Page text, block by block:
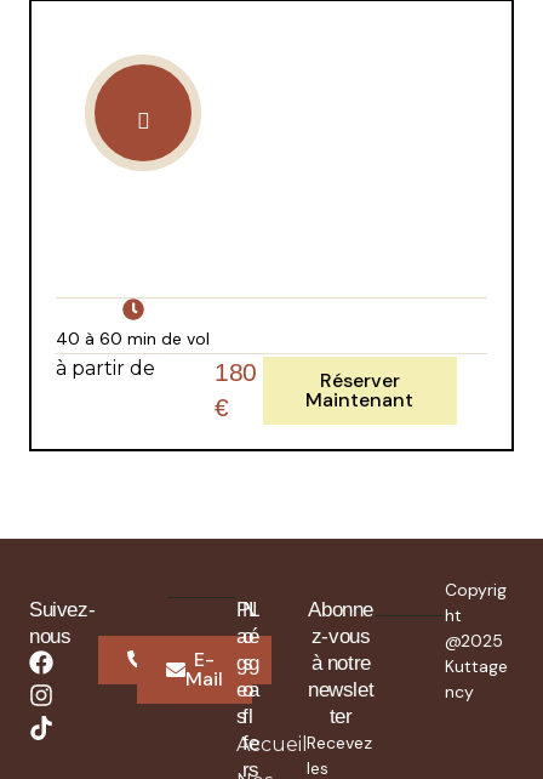
40 à 60 min de vol
à partir de
180
€
Réserver
Maintenant
Suivez-
nous
Whatsapp
E-
Mail
P
a
g
e
s
Accueil
N
o
s
o
f
f
r
L
é
g
a
l
e
s
Abonne
z-vous
à notre
newslet
ter
Recevez
les
Copyrig
ht
@2025
Kuttage
ncy